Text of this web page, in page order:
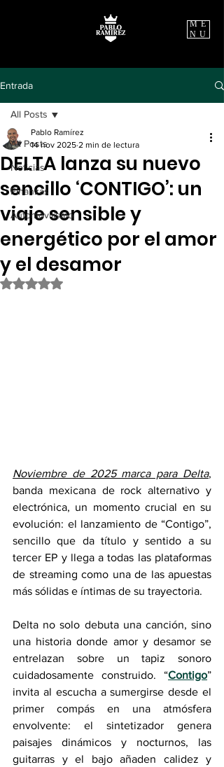
ME
NU
Entrada
All Posts
Noticias
Finanzas
Automovilismo
All Posts
DELTA lanza su nuevo
sencillo ‘CONTIGO’: un
viaje sensible y
energético por el amor
y el desamor
Pablo Ramírez
14 nov 2025 2 min de lectura
Obtuvo NaN de 5 estrellas.
Noviembre de 2025 marca para Delta,
banda mexicana de rock alternativo y
electrónica, un momento crucial en su
evolución: el lanzamiento de “Contigo”,
sencillo que da título y sentido a su
tercer EP y llega a todas las plataformas
de streaming como una de las apuestas
más sólidas e íntimas de su trayectoria.
Delta no solo debuta una canción, sino
una historia donde amor y desamor se
entrelazan sobre un tapiz sonoro
cuidadosamente construido. “Contigo”
invita al escucha a sumergirse desde el
primer compás en una atmósfera
envolvente: el sintetizador genera
paisajes dinámicos y nocturnos, las
guitarras y el bajo añaden calidez y